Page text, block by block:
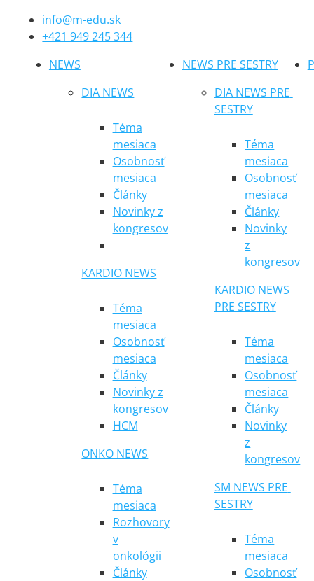
info@m-edu.sk
+421 949 245 344
NEWS
DIA NEWS
Téma
mesiaca
Osobnosť
mesiaca
Články
Novinky z
kongresov
KARDIO NEWS
Téma
mesiaca
Osobnosť
mesiaca
Články
Novinky z
kongresov
HCM
ONKO NEWS
Téma
mesiaca
Rozhovory
v
onkológii
Články
NEWS PRE SESTRY
DIA NEWS PRE
SESTRY
Téma
mesiaca
Osobnosť
mesiaca
Články
Novinky
z
kongresov
KARDIO NEWS
PRE SESTRY
Téma
mesiaca
Osobnosť
mesiaca
Články
Novinky
z
kongresov
SM NEWS PRE
SESTRY
Téma
mesiaca
Osobnosť